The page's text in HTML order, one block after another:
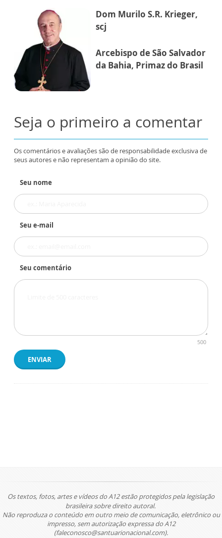
Dom Murilo S.R. Krieger,
scj
Arcebispo de São Salvador
da Bahia, Primaz do Brasil
Seja o primeiro a comentar
Os comentários e avaliações são de responsabilidade exclusiva de
seus autores e não representam a opinião do site.
Seu nome
Seu e-mail
Seu comentário
500
ENVIAR
Os textos, fotos, artes e vídeos do A12 estão protegidos pela legislação
brasileira sobre direito autoral.
Não reproduza o conteúdo em outro meio de comunicação, eletrônico ou
impresso, sem autorização expressa do A12
(faleconosco@santuarionacional.com).